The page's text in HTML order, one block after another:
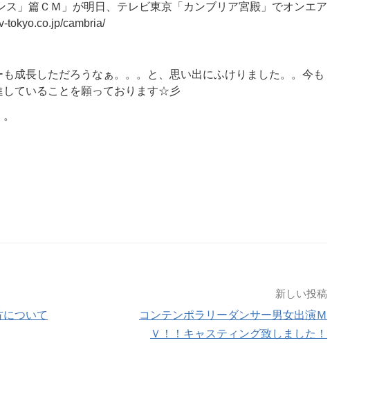
ス」篇ＣＭ」が明日、テレビ東京「カンブリア宮殿」でオンエア
tokyo.co.jp/cambria/
成長しただろうなぁ。。。と、思い出にふけりました。。今も
していることを願っております☆彡
ついて
新しい投稿
コンテンポラリーダンサー男女出演Ｍ
Ｖ！！キャスティング致しました！